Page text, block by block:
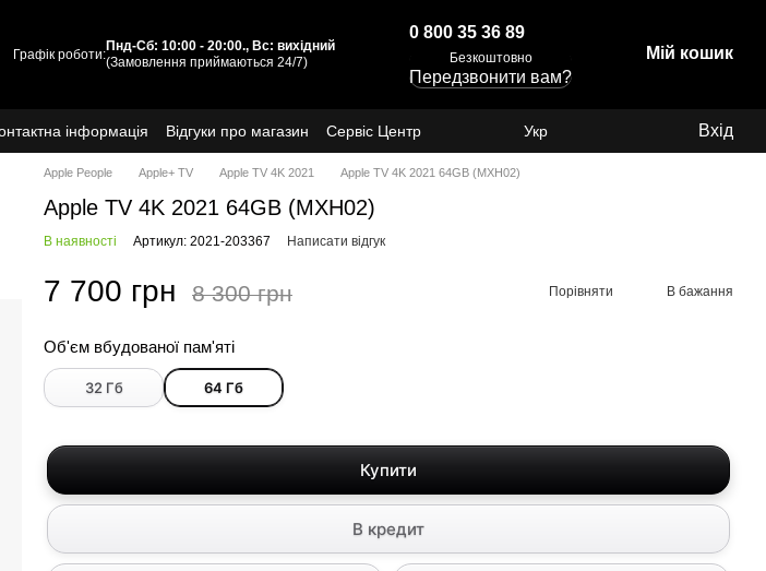
Графік роботи:
Пнд-Сб: 10:00 - 20:00., Вс: вихідний
(Замовлення приймаються 24/7)
0 800 35 36 89
Безкоштовно
Передзвонити вам?
Мій кошик
інформація Відгуки про магазин
Сервіс Центр
Укр Вхід
Apple People Apple+ TV Apple TV 4K 2021 Apple TV 4K 2021 64GB (MXH02)
Apple TV 4K 2021 64GB (MXH02)
В наявності Артикул: 2021-203367 Написати відгук
7 700 грн 8 300 грн Порівняти В бажання
Об'єм вбудованої пам'яті
32 Гб 64 Гб
Купити
В кредит